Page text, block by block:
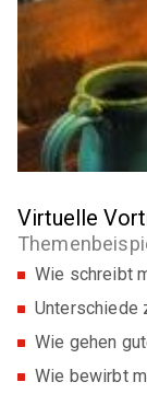
Referate
DKG FG
DKG FG
DKG FG
DKG FG 8
GA
GA
Virtuelle
Wie schreibt
Unterschiede
Wie gehen
Wie bewirbt